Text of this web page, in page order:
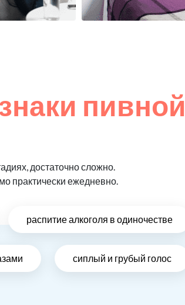
пивной
достаточно сложно.
практически ежедневно.
распитие алкоголя в одиночестве
сиплый и грубый голос